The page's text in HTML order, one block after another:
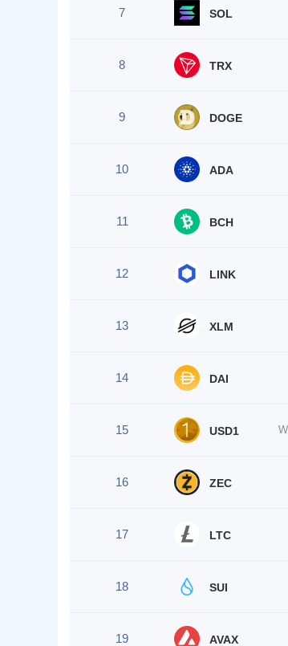
7 SOL
8 TRX
9 DOGE
10 ADA
11 BCH
12 LINK
13 XLM
14 DAI
15 USD1
16 ZEC
17 LTC
18 SUI
19 AVAX